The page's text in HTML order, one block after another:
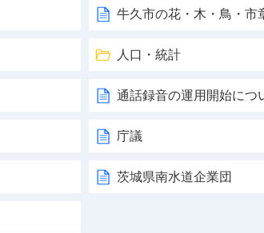
牛久市の花・木・鳥・市
人口・統計
通話録音の運用開始につ
庁議
茨城県南水道企業団